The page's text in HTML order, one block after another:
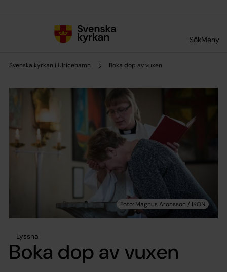
SökMeny
Svenska kyrkan i Ulricehamn Boka dop av vuxen
Lyssna
Boka dop av vuxen